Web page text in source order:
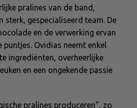
pralines van de band,
sterk, gespecialiseerd team. De
en de verwerking ervan
puntjes. Ovidias neemt enkel
ingrediënten, overheerlijke
en een ongekende passie
pralines produceren”, zo